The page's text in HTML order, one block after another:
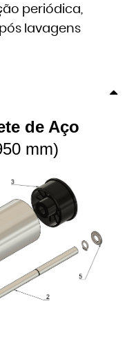
periódica,
lavagens
de Aço
mm)